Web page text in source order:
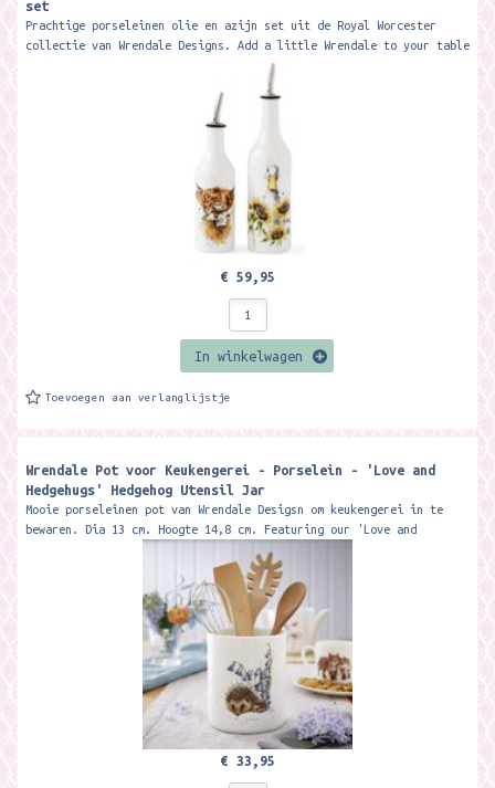
set
Prachtige porseleinen olie en azijn set uit de Royal Worcester
collectie van Wrendale Designs. Add a little Wrendale to your table
€ 59,95
In winkelwagen
Toevoegen aan verlanglijstje
Wrendale Pot voor Keukengerei - Porselein - 'Love and
Hedgehugs' Hedgehog Utensil Jar
Mooie porseleinen pot van Wrendale Desigsn om keukengerei in te
bewaren. Dia 13 cm. Hoogte 14,8 cm. Featuring our 'Love and
€ 33,95